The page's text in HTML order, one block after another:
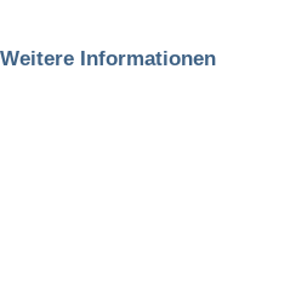
Weitere Informationen